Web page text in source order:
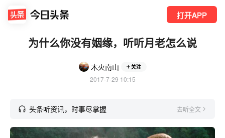
打开APP
为什么你没有姻缘，听听月老怎么说
木火南山 关注
2017-7-29 10:15
头条听资讯，时事尽掌握 去听全文